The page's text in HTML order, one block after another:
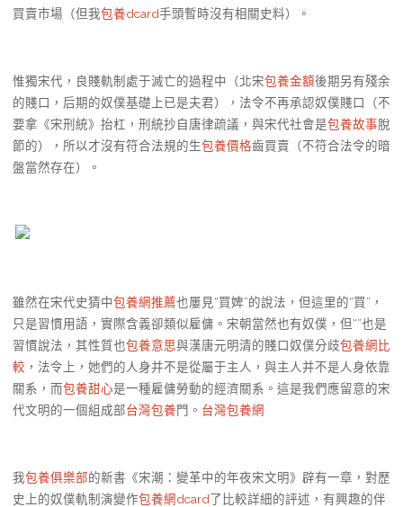
買賣市場（但我包養dcard手頭暫時沒有相關史料）。
惟獨宋代，良賤軌制處于滅亡的過程中（北宋包養金額後期另有殘余
的賤口，后期的奴僕基礎上已是夫君），法令不再承認奴僕賤口（不
要拿《宋刑統》抬杠，刑統抄自唐律疏議，與宋代社會是包養故事脫
節的），所以才沒有符合法規的生包養價格齒買賣（不符合法令的暗
盤當然存在）。
雖然在宋代史猜中包養網推薦也屢見“買婢”的說法，但這里的“買”，
只是習慣用語，實際含義卻類似雇傭。宋朝當然也有奴僕，但“”也是
習慣說法，其性質也包養意思與漢唐元明清的賤口奴僕分歧包養網比
較 ，法令上，她們的人身并不是從屬于主人，與主人并不是人身依靠
關系，而包養甜心是一種雇傭勞動的經濟關系。這是我們應留意的宋
代文明的一個組成部台灣包養門。 台灣包養網
我包養俱樂部的新書《宋潮：變革中的年夜宋文明》辟有一章，對歷
史上的奴僕軌制演變作包養網dcard了比較詳細的評述，有興趣的伴